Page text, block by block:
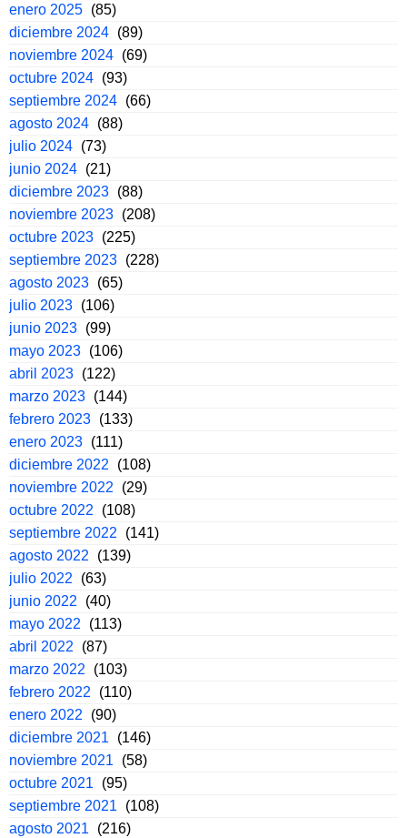
enero 2025 (85)
diciembre 2024 (89)
noviembre 2024 (69)
octubre 2024 (93)
septiembre 2024 (66)
agosto 2024 (88)
julio 2024 (73)
junio 2024 (21)
diciembre 2023 (88)
noviembre 2023 (208)
octubre 2023 (225)
septiembre 2023 (228)
agosto 2023 (65)
julio 2023 (106)
junio 2023 (99)
mayo 2023 (106)
abril 2023 (122)
marzo 2023 (144)
febrero 2023 (133)
enero 2023 (111)
diciembre 2022
(108)
noviembre 2022
(29)
octubre 2022
(108)
septiembre 2022
(141)
agosto 2022
(139)
julio 2022
(63)
junio 2022
(40)
mayo 2022
(113)
abril 2022
(87)
marzo 2022
(103)
febrero 2022
(110)
enero 2022
(90)
diciembre 2021
(146)
noviembre 2021
(58)
octubre 2021
(95)
septiembre 2021
(108)
agosto 2021
(216)